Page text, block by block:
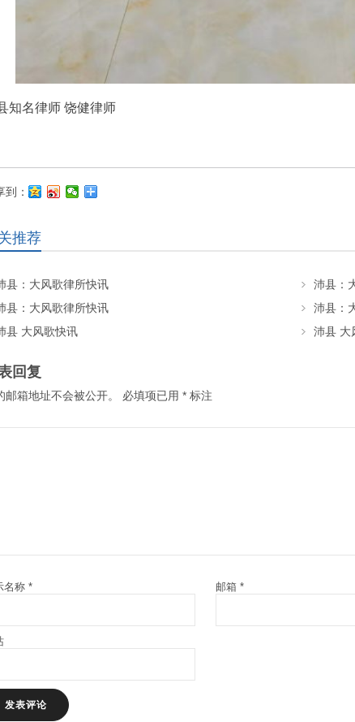
知名律师 饶健律师
到：
推荐
县：大风歌律所快讯
沛县：
县：大风歌律所快讯
沛县：
县 大风歌快讯
沛县 大
回复
邮箱地址不会被公开。 必填项已用 * 标注
名称 * 邮箱 *